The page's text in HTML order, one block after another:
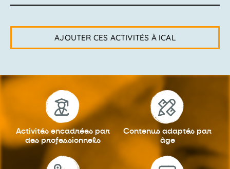
AJOUTER CES ACTIVITÉS À ICAL
Activités encadrées par
des professionnels
Contenus adaptés par
âge